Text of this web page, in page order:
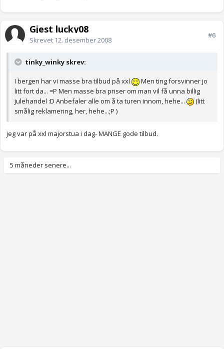
Gjest lucky08
Skrevet 12. desember 2008
#6
tinky_winky skrev:
I bergen har vi masse bra tilbud på xxl
Men ting forsvinner jo
litt fort da... =P Men masse bra priser om man vil få unna billig
julehandel :D Anbefaler alle om å ta turen innom, hehe...
(litt
smålig reklamering, her, hehe...;P )
jeg var på xxl majorstua i dag- MANGE gode tilbud.
5 måneder senere...